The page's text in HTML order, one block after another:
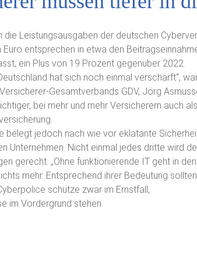
Leistungsausgaben der deutschen
entsprechen in etwa den
ein Plus von 19 Prozent gegenüber 2022.
hat sich noch einmal verschärft“,
Gesamtverbands GDV, Jörg
bei mehr und mehr Versicherern auch
belegt jedoch nach wie vor eklatante
Unternehmen. Nicht einmal jedes dritte wird
gerecht. „Ohne funktionierende IT geht in
mehr. Entsprechend ihrer Bedeutung
schütze zwar im Ernstfall,
im Vordergrund stehen.